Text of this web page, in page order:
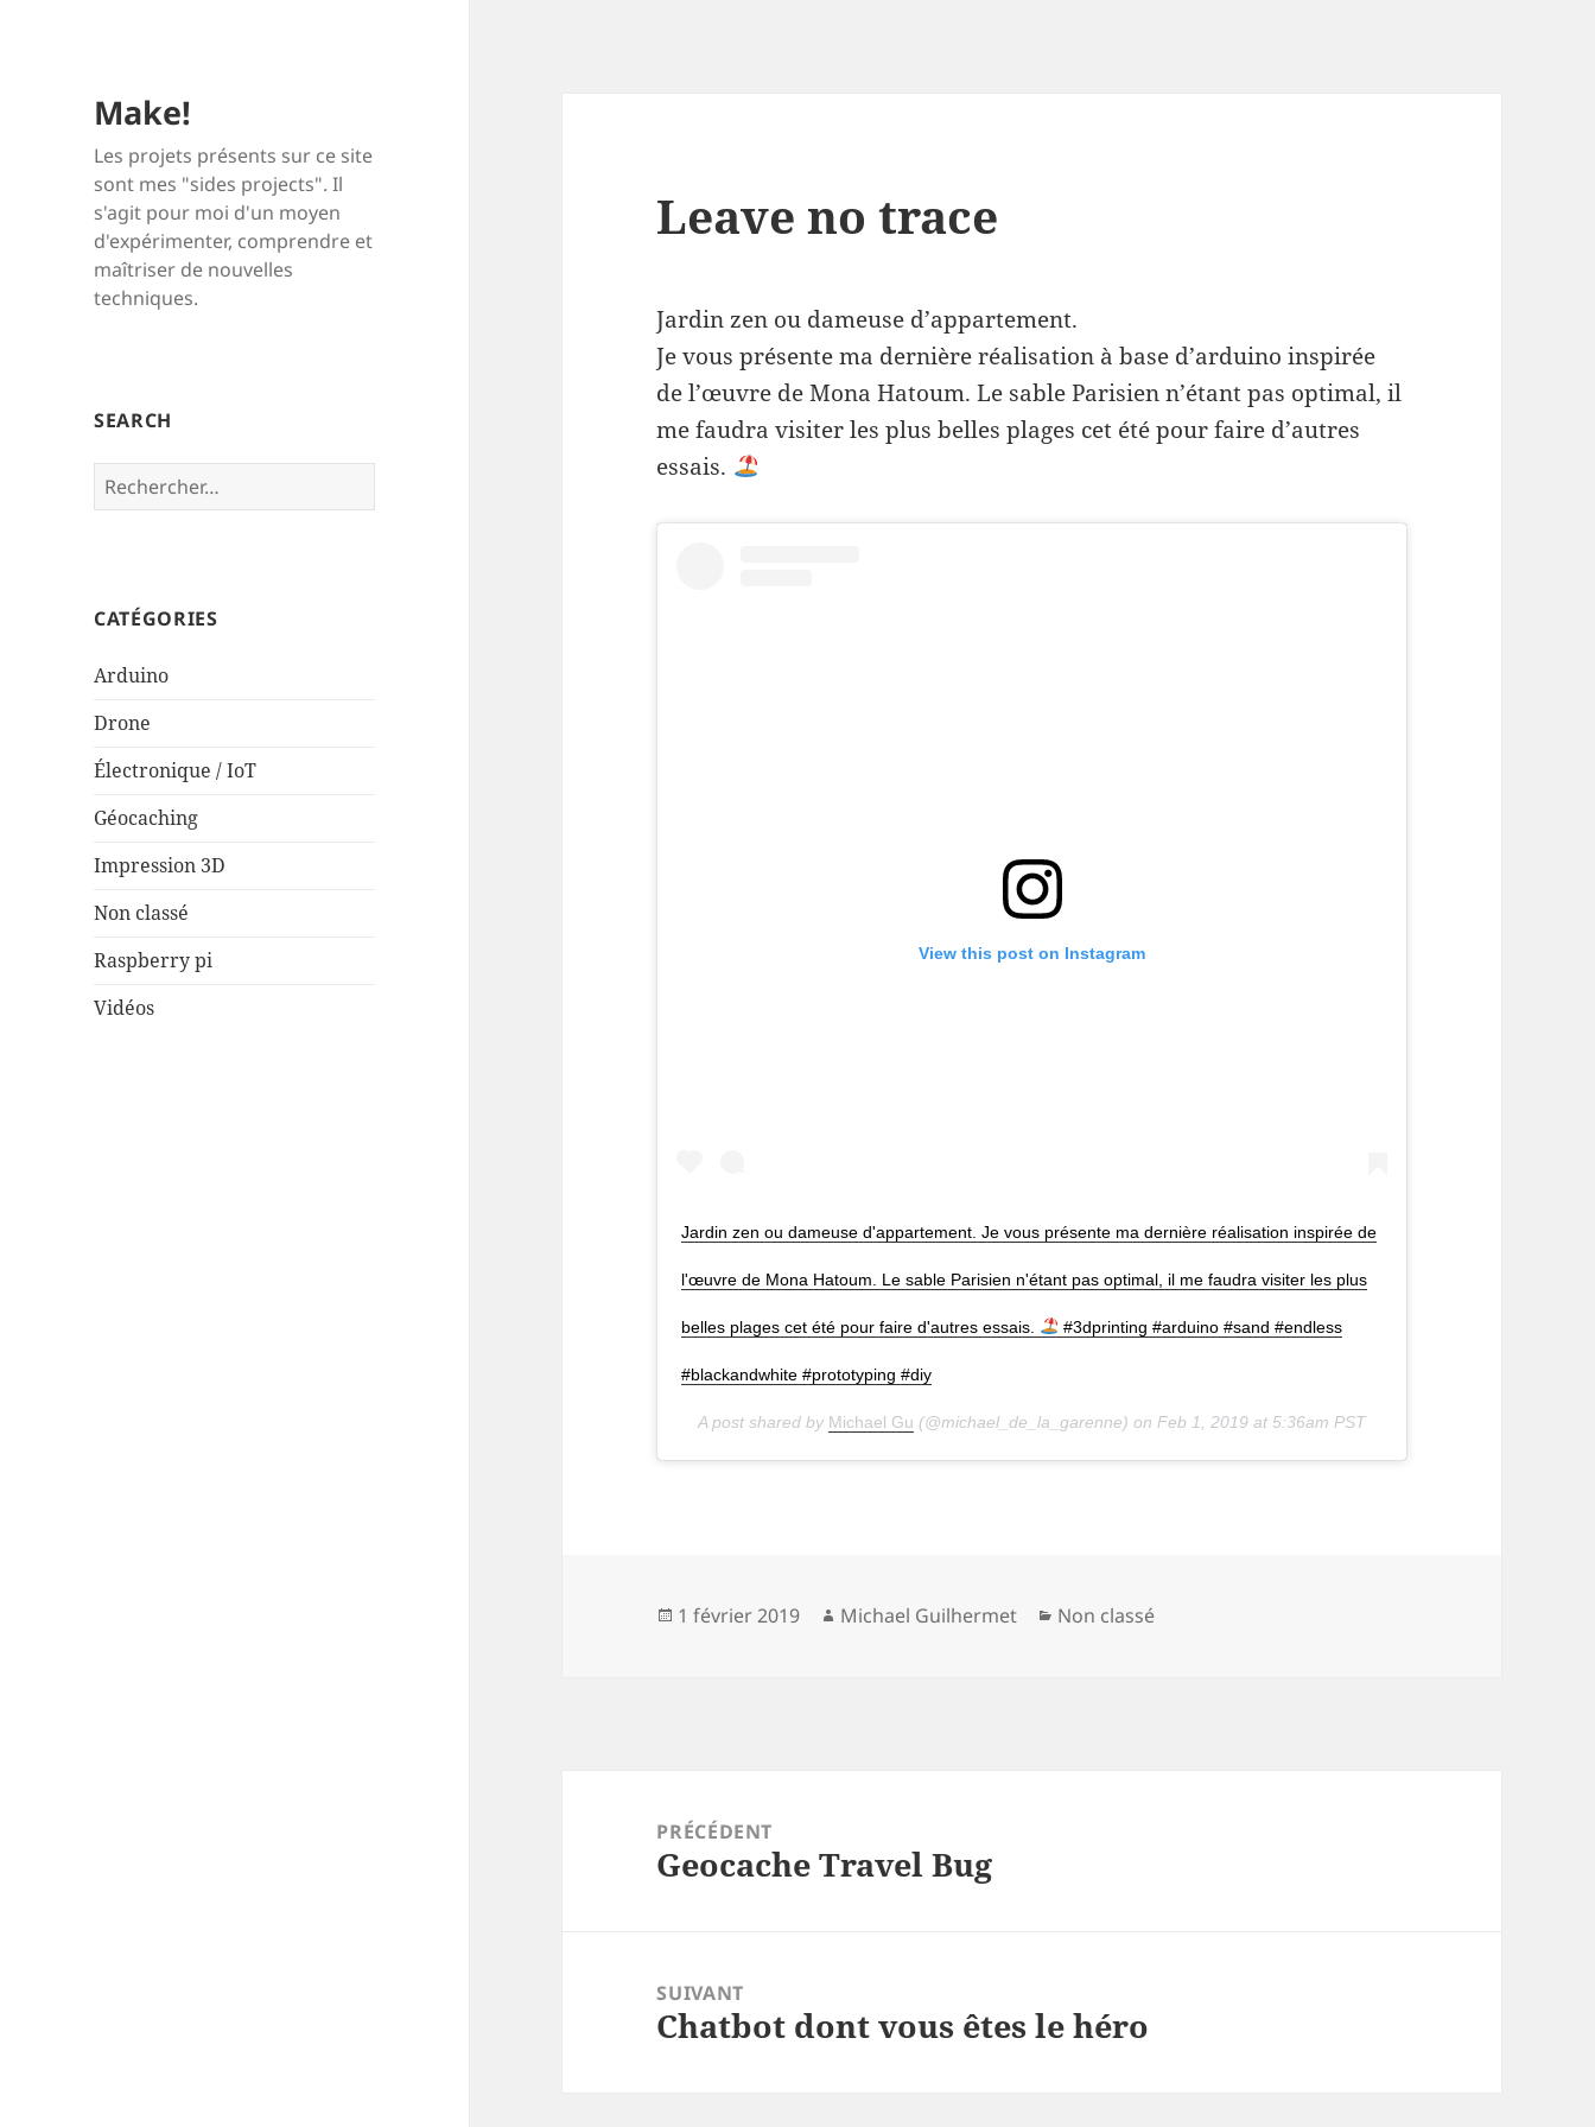
Make!
Les projets présents sur ce site
sont mes "sides projects". Il
s'agit pour moi d'un moyen
d'expérimenter, comprendre et
maîtriser de nouvelles
techniques.
SEARCH
Rechercher :
CATÉGORIES
Arduino
Drone
Électronique / IoT
Géocaching
Impression 3D
Non classé
Raspberry pi
Vidéos
Leave no trace
Jardin zen ou dameuse d’appartement.
Je vous présente ma dernière réalisation à base d’arduino inspirée
de l’œuvre de Mona Hatoum. Le sable Parisien n’étant pas optimal, il
me faudra visiter les plus belles plages cet été pour faire d’autres
essais.
View this post on Instagram
Jardin zen ou dameuse d'appartement. Je vous présente ma dernière réalisation inspirée de
l'œuvre de Mona Hatoum. Le sable Parisien n'étant pas optimal, il me faudra visiter les plus
belles plages cet été pour faire d'autres essais. #3dprinting #arduino #sand #endless
#blackandwhite #prototyping #diy
A post shared by Michael Gu (@michael_de_la_garenne) on Feb 1, 2019 at 5:36am PST
Publié
1 février 2019 Auteur
Michael Guilhermet Catégories
Non classé
PRÉCÉDENT
Article
Geocache Travel Bug
SUIVANT
Article
Chatbot dont vous êtes le héro